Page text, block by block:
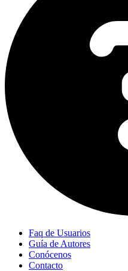
Faq de Usuarios
Guía de Autores
Conócenos
Contacto